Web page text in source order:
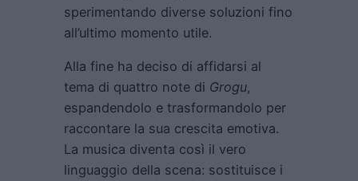
sperimentando diverse soluzioni fino
all’ultimo momento utile.
Alla fine ha deciso di affidarsi al
tema di quattro note di Grogu,
espandendolo e trasformandolo per
raccontare la sua crescita emotiva.
La musica diventa così il vero
linguaggio della scena: sostituisce i